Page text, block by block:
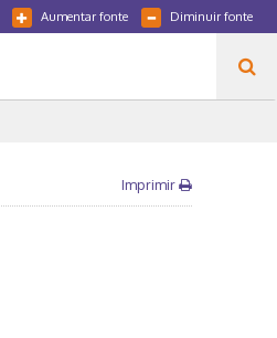
Diminuir fonte
Aumentar fonte
Imprimir